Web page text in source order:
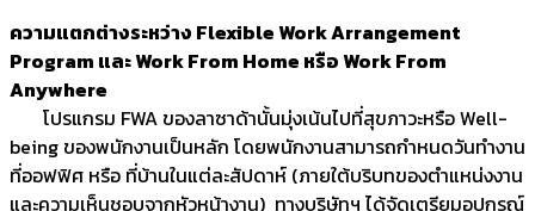
ความแตกต่างระหว่าง Flexible Work Arrangement
Program และ Work From Home หรือ Work From
Anywhere
โปรแกรม FWA ของลาซาด้านั้นมุ่งเน้นไปที่สุขภาวะหรือ Well-
being ของพนักงานเป็นหลัก โดยพนักงานสามารถกำหนดวันทำงาน
ที่ออฟฟิศ หรือ ที่บ้านในแต่ละสัปดาห์ (ภายใต้บริบทของตำแหน่งงาน
และความเห็นชอบจากหัวหน้างาน) ทางบริษัทฯ ได้จัดเตรียมอุปกรณ์